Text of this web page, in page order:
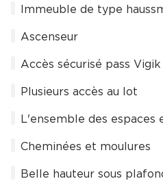
Immeuble de type
Ascenseur
Accès sécurisé pass Vigik
Plusieurs accès au lot
L'ensemble des espaces
Cheminées et moulures
Belle hauteur sous